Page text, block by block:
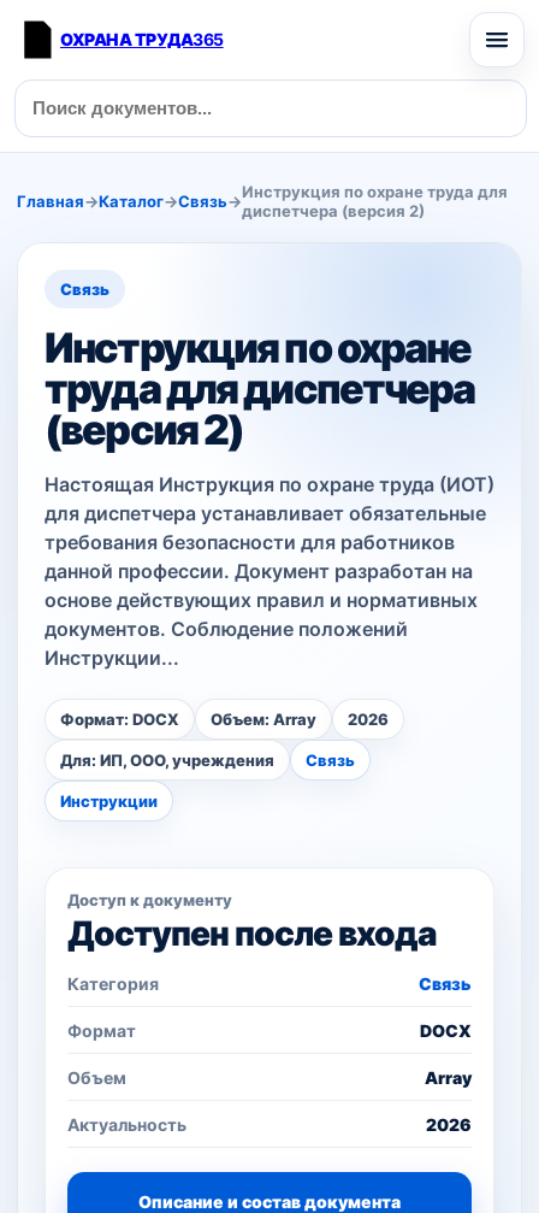
ОХРАНА ТРУДА365
Главная→Каталог→Связь→Инструкция по охране труда для
диспетчера (версия 2)
Связь
Инструкция по охране
труда для диспетчера
(версия 2)
Настоящая Инструкция по охране труда (ИОТ)
для диспетчера устанавливает обязательные
требования безопасности для работников
данной профессии. Документ разработан на
основе действующих правил и нормативных
документов. Соблюдение положений
Инструкции...
Формат: DOCX Объем: Array 2026
Для: ИП, ООО, учреждения Связь
Инструкции
Доступ к документу
Доступен после входа
Категория Связь
Формат DOCX
Объем Array
Актуальность 2026
Описание и состав документа